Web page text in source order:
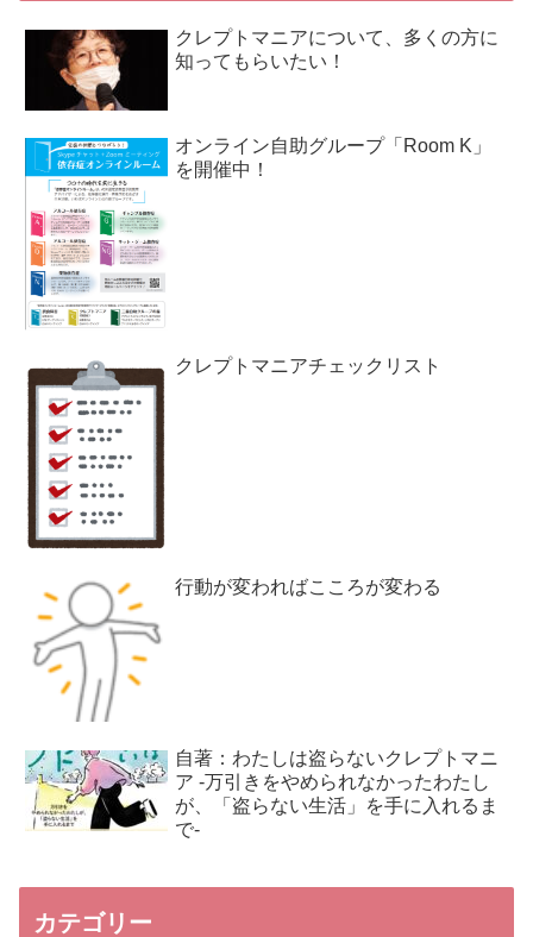
クレプトマニアについて、多くの方に
知ってもらいたい！
オンライン自助グループ「Room K」
を開催中！
クレプトマニアチェックリスト
行動が変わればこころが変わる
自著：わたしは盗らないクレプトマニ
ア -万引きをやめられなかったわたし
が、「盗らない生活」を手に入れるま
で-
カテゴリー